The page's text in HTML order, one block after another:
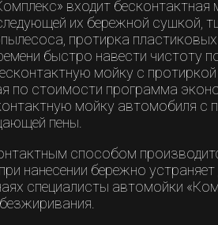
входит бесконтактная
их бережной сушкой,
протирка пластиковых
быстро навести чистоту
мойку с протиркой
по стоимости программа
мойку автомобиля с
пены.
способом
нанесении бережно
специалисты автомойки